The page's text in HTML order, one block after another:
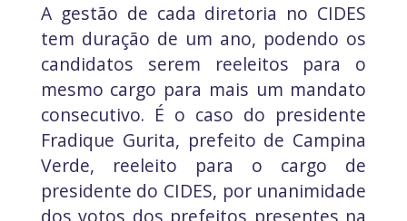
A gestão de cada diretoria no CIDES
tem duração de um ano, podendo os
candidatos serem reeleitos para o
mesmo cargo para mais um mandato
consecutivo. É o caso do presidente
Fradique Gurita, prefeito de Campina
Verde, reeleito para o cargo de
presidente do CIDES, por unanimidade